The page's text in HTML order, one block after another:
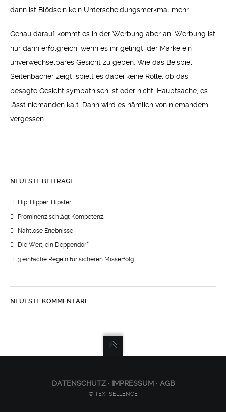
dann ist Blödsein kein Unterscheidungsmerkmal mehr.
Genau darauf kommt es in der Werbung aber an. Werbung ist
nur dann erfolgreich, wenn es ihr gelingt, der Marke ein
unverwechselbares Gesicht zu geben. Wie das Beispiel
Seitenbacher zeigt, spielt es dabei keine Rolle, ob das
besagte Gesicht sympathisch ist oder nicht. Hauptsache, es
lässt niemanden kalt. Dann wird es nämlich von niemandem
vergessen.
NEUESTE BEITRÄGE
Hip. Hipper. Hipster.
Prominenz schlägt Kompetenz.
Nahtlose Erlebnisse
Die Welt, ein Deppendorf
3 einfache Regeln für sicheren Misserfolg.
NEUESTE KOMMENTARE
DATENSCHUTZ ∙ IMPRESSUM∙ AGB
© TEXTSELLENCE